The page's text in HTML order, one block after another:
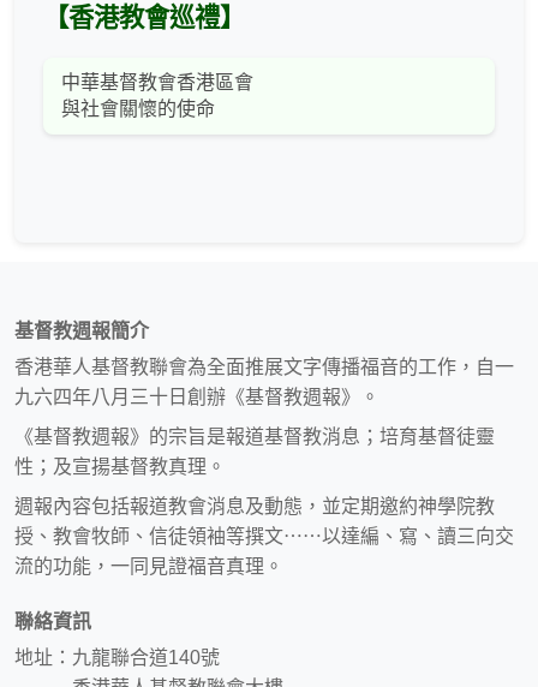
【香港教會巡禮】
中華基督教會香港區會
與社會關懷的使命
基督教週報簡介
香港華人基督教聯會為全面推展文字傳播福音的工作，自一
九六四年八月三十日創辦《基督教週報》。
《基督教週報》的宗旨是報道基督教消息；培育基督徒靈
性；及宣揚基督教真理。
週報內容包括報道教會消息及動態，並定期邀約神學院教
授、教會牧師、信徒領袖等撰文⋯⋯以達編、寫、讀三向交
流的功能，一同見證福音真理。
聯絡資訊
地址：九龍聯合道140號